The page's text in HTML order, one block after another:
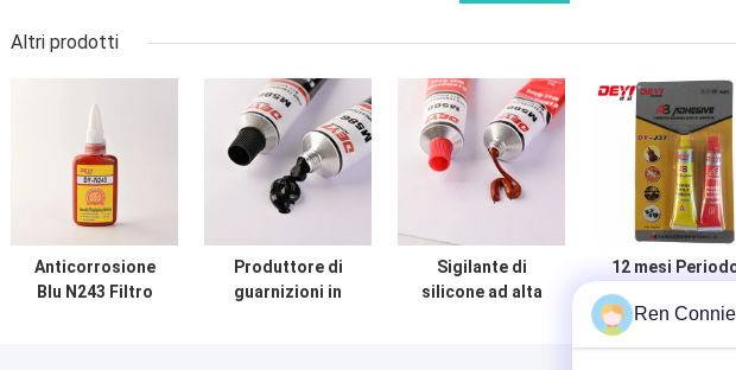
Altri prodotti
Anticorrosione
Blu N243 Filtro
Produttore di
guarnizioni in
Sigilante di
silicone ad alta
12 mesi
di garanzia 20g
80g Tubi Acrilico
Ren Connie